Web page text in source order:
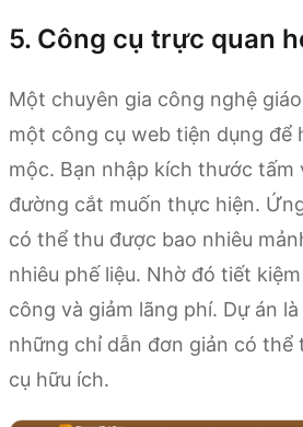
5. Công cụ trực quan
Một chuyên gia công nghệ
một công cụ web tiện dụng để
mộc. Bạn nhập kích thước tấm
đường cắt muốn thực hiện.
có thể thu được bao nhiêu
nhiêu phế liệu. Nhờ đó tiết
công và giảm lãng phí. Dự án
những chỉ dẫn đơn giản có
cụ hữu ích.